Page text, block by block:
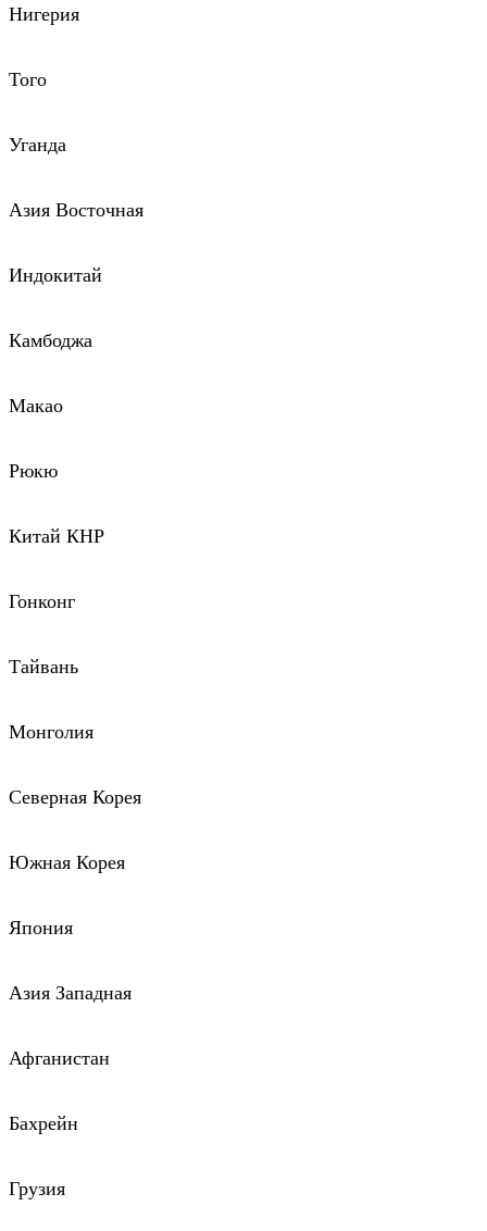
Нигерия
Того
Уганда
Азия Восточная
Индокитай
Камбоджа
Макао
Рюкю
Китай КНР
Гонконг
Тайвань
Монголия
Северная Корея
Южная Корея
Япония
Азия Западная
Афганистан
Бахрейн
Грузия